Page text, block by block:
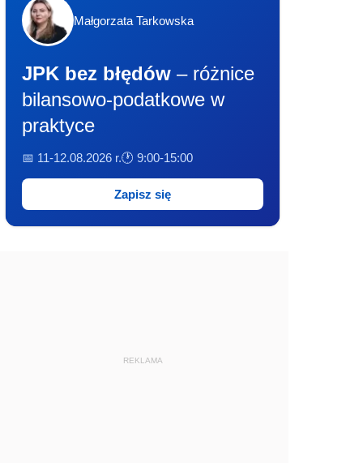
Małgorzata Tarkowska
JPK bez błędów – różnice
bilansowo-podatkowe w
praktyce
📅 11-12.08.2026 r.🕐 9:00-15:00
Zapisz się
REKLAMA